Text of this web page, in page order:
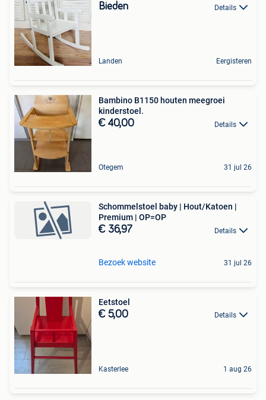
Bieden Details
Landen Eergisteren
Bambino B1150 houten meegroei
kinderstoel.
€ 40,00 Details
Otegem 31 jul 26
Schommelstoel baby | Hout/Katoen |
Premium | OP=OP
€ 36,97 Details
Bezoek website 31 jul 26
Eetstoel
€ 5,00 Details
Kasterlee 1 aug 26